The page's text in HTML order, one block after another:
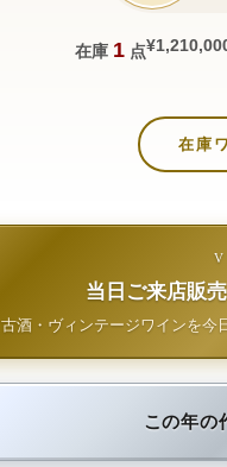
在庫 1 点
在庫
当日ご来店販
古酒・ヴィンテージワインを今
この年の